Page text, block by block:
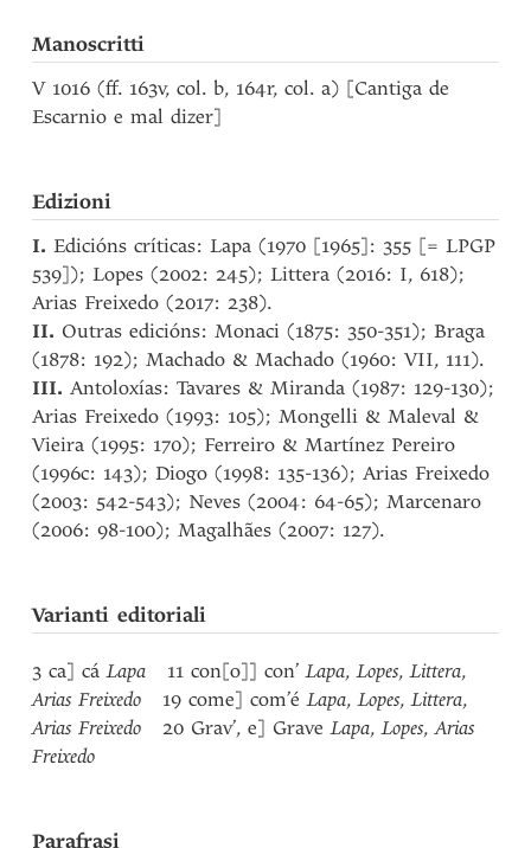
Manoscritti
V 1016 (ff. 163v, col. b, 164r, col. a) [Cantiga de
Escarnio e mal dizer]
Edizioni
I. Edicións críticas: Lapa (1970 [1965]: 355 [= LPGP
539]); Lopes (2002: 245); Littera (2016: I, 618);
Arias Freixedo (2017: 238).
II. Outras edicións: Monaci (1875: 350-351); Braga
(1878: 192); Machado & Machado (1960: VII, 111).
III. Antoloxías: Tavares & Miranda (1987: 129-130);
Arias Freixedo (1993: 105); Mongelli & Maleval &
Vieira (1995: 170); Ferreiro & Martínez Pereiro
(1996c: 143); Diogo (1998: 135-136); Arias Freixedo
(2003: 542-543); Neves (2004: 64-65); Marcenaro
(2006: 98-100); Magalhães (2007: 127).
Varianti editoriali
3 ca] cáLapa 11 con[o]] con’Lapa,Lopes,Littera,
Arias Freixedo 19 come] com’éLapa,Lopes,Littera,
Arias Freixedo 20 Grav’, e] GraveLapa,Lopes,Arias
Freixedo
Parafrasi